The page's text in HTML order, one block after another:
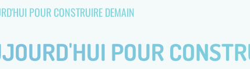
POUR CONSTRUIRE DEMAIN
POUR